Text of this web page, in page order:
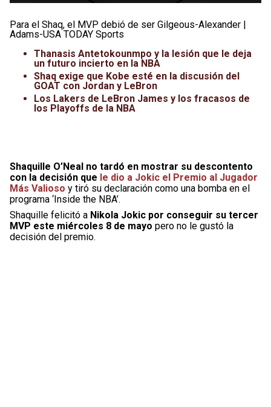
Para el Shaq, el MVP debió de ser Gilgeous-Alexander |
Adams-USA TODAY Sports
Thanasis Antetokounmpo y la lesión que le deja
un futuro incierto en la NBA
Shaq exige que Kobe esté en la discusión del
GOAT con Jordan y LeBron
Los Lakers de LeBron James y los fracasos de
los Playoffs de la NBA
Shaquille O’Neal no tardó en mostrar su descontento
con la decisión que le dio a Jokic el Premio al Jugador
Más Valioso y tiró su declaración como una bomba en el
programa ‘Inside the NBA’.
Shaquille felicitó a Nikola Jokic por conseguir su tercer
MVP este miércoles 8 de mayo pero no le gustó la
decisión del premio.